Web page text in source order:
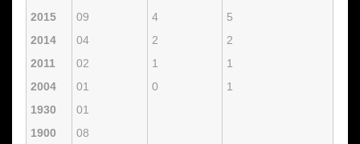
2015
09 4
5
2014
04 2
2
2011
02 1
1
2004
01 0
1
1930
01
1900
08